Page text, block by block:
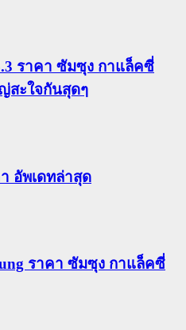
ราคา ซัมซุง กาแล็คซี่
สะใจกันสุดๆ
อัพเดทล่าสุด
ราคา ซัมซุง กาแล็คซี่